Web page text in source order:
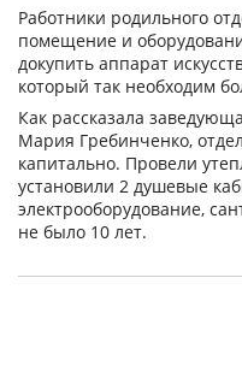
Работники родильного
помещение и
докупить аппарат
который так необходим
Как рассказала
Мария Гребинченко,
капитально. Провели
установили 2 душевые
электрооборудование,
не было 10 лет.